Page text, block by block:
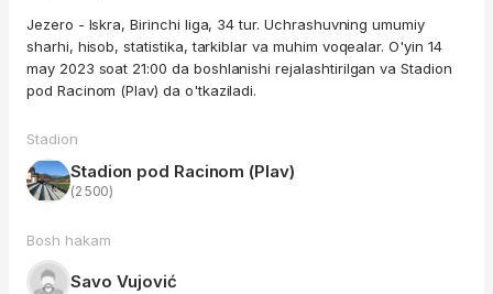
Jezero - Iskra, Birinchi liga, 34 tur. Uchrashuvning umumiy
sharhi, hisob, statistika, tarkiblar va muhim voqealar. O'yin 14
may 2023 soat 21:00 da boshlanishi rejalashtirilgan va Stadion
pod Racinom (Plav) da o'tkaziladi.
Stadion
Stadion pod Racinom (Plav)
(2 500)
Bosh hakam
Savo Vujović